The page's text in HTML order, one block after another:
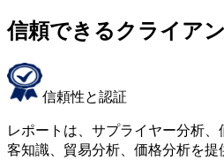
信頼できるクライア
信頼性と認証
レポートは、サプライヤー分析
客知識、貿易分析、価格分析を提